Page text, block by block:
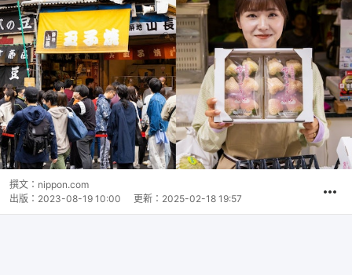
撰文： nippon.com
出版： 2023-08-19 10:00 更新： 2025-02-18 19:57